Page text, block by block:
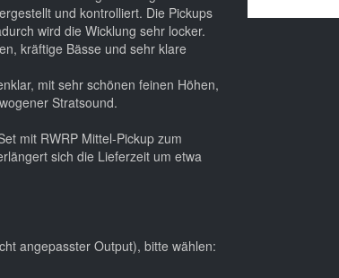
und kontrolliert. Die Pickups
wird die Wicklung sehr locker.
kräftige Bässe und sehr klare
mit sehr schönen feinen Höhen,
Stratsound.
mit RWRP Mittel-Pickup zum
sich die Lieferzeit um etwa
angepasster Output), bitte wählen: